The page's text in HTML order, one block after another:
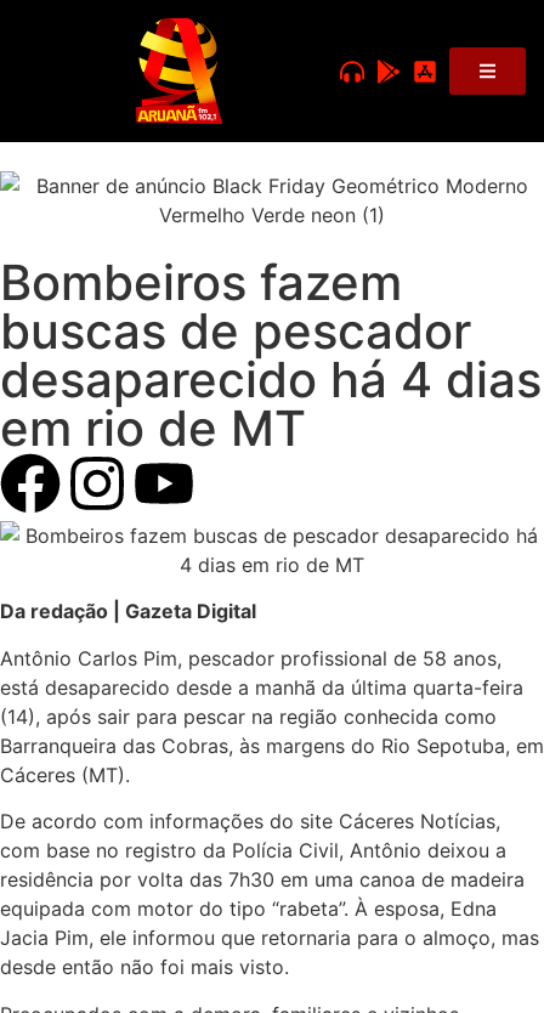
Bombeiros fazem
buscas de pescador
desaparecido há 4 dias
em rio de MT
Da redação | Gazeta Digital
Antônio Carlos Pim, pescador profissional de 58 anos,
está desaparecido desde a manhã da última quarta-feira
(14), após sair para pescar na região conhecida como
Barranqueira das Cobras, às margens do Rio Sepotuba, em
Cáceres (MT).
De acordo com informações do site Cáceres Notícias,
com base no registro da Polícia Civil, Antônio deixou a
residência por volta das 7h30 em uma canoa de madeira
equipada com motor do tipo “rabeta”. À esposa, Edna
Jacia Pim, ele informou que retornaria para o almoço, mas
desde então não foi mais visto.